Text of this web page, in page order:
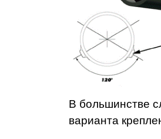
В большинстве
варианта